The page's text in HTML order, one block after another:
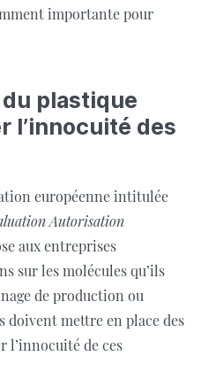
importante pour
plastique
l’innocuité des
européenne intitulée
Autorisation
aux entreprises
sur les molécules qu’ils
de production ou
mettre en place des
l’innocuité de ces